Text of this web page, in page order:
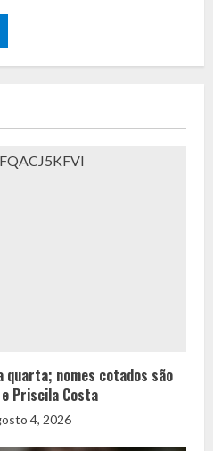
quarta; nomes cotados são
Priscila Costa
4, 2026